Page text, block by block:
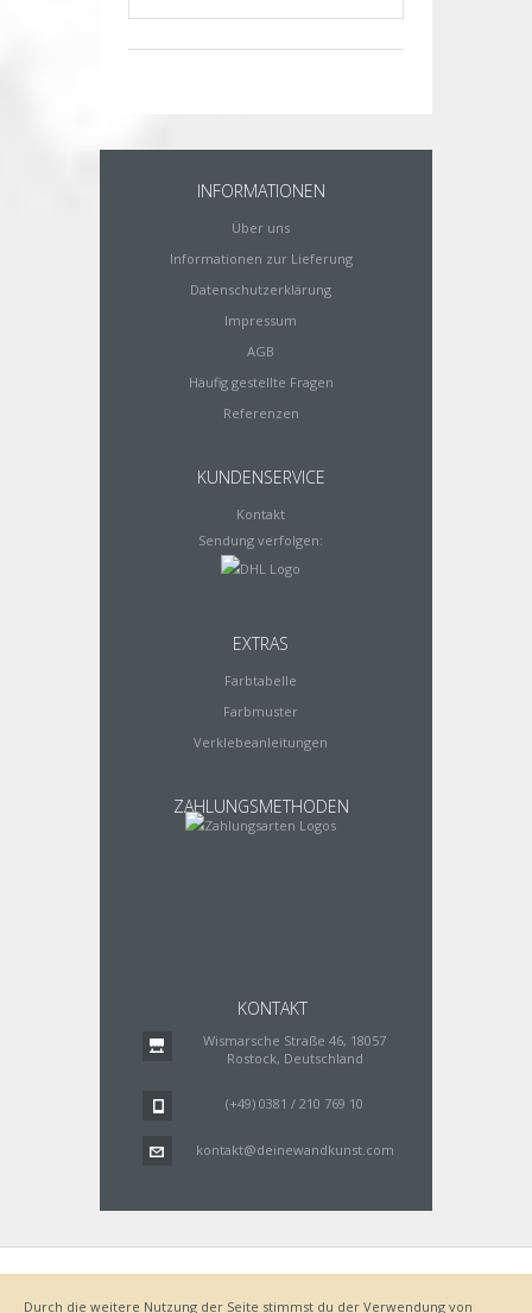
INFORMATIONEN
Über uns
Informationen zur Lieferung
Datenschutzerklärung
Impressum
AGB
Häufig gestellte Fragen
Referenzen
KUNDENSERVICE
Kontakt
Sendung verfolgen:
EXTRAS
Farbtabelle
Farbmuster
Verklebeanleitungen
ZAHLUNGSMETHODEN
KONTAKT
Wismarsche Straße 46, 18057
Rostock, Deutschland
(+49) 0381 / 210 769 10
kontakt@deinewandkunst.com
Datenschutz
Lieferung
Durch die weitere Nutzung der Seite stimmst du der Verwendung von